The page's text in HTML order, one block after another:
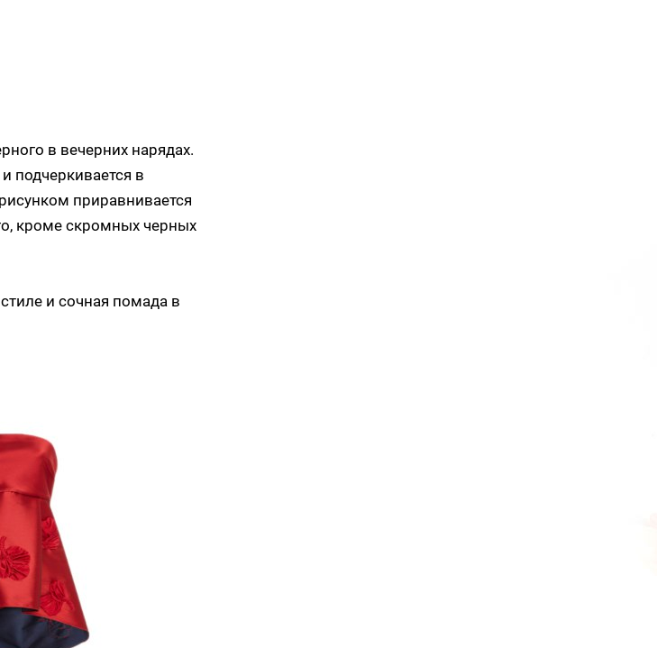
в вечерних нарядах.
подчеркивается в
приравнивается
кроме скромных черных
и сочная помада в